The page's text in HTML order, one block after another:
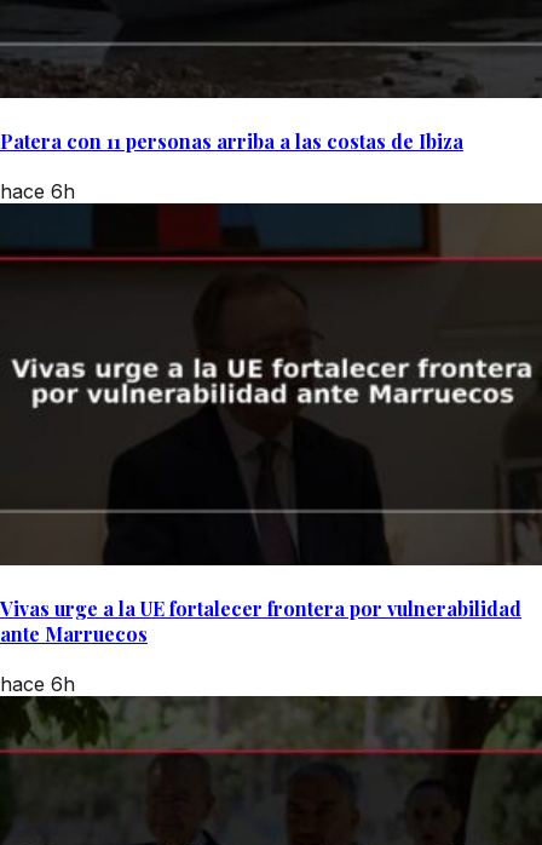
Patera con 11 personas arriba a las costas de Ibiza
hace 6h
Vivas urge a la UE fortalecer frontera por vulnerabilidad
ante Marruecos
hace 6h